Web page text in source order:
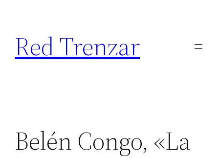
contenido
Red Trenzar
Belén Congo, «La